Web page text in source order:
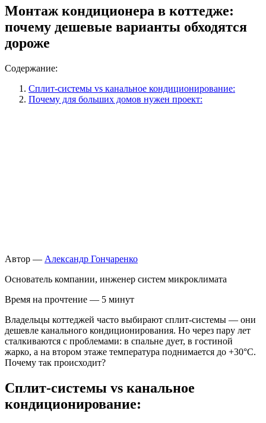
Монтаж кондиционера в коттедже:
почему дешевые варианты обходятся
дороже
Содержание:
Сплит-системы vs канальное кондиционирование:
Почему для больших домов нужен проект:
Автор — Александр Гончаренко
Основатель компании, инженер систем микроклимата
Время на прочтение — 5 минут
Владельцы коттеджей часто выбирают сплит-системы — они
дешевле канального кондиционирования. Но через пару лет
сталкиваются с проблемами: в спальне дует, в гостиной
жарко, а на втором этаже температура поднимается до +30°C.
Почему так происходит?
Сплит-системы vs канальное
кондиционирование: